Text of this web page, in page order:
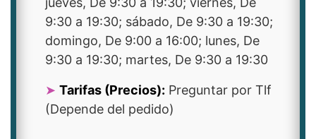
9:30 a 19:30; sábado, De 9:30 a 19:30;
domingo, De 9:00 a 16:00; lunes, De
9:30 a 19:30; martes, De 9:30 a 19:30
Tarifas (Precios): Preguntar por Tlf
(Depende del pedido)